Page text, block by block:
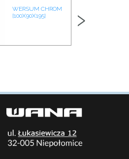
WERSUM CHROM
[100X90X195]
›